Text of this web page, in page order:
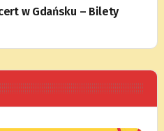
w Gdańsku – Bilety